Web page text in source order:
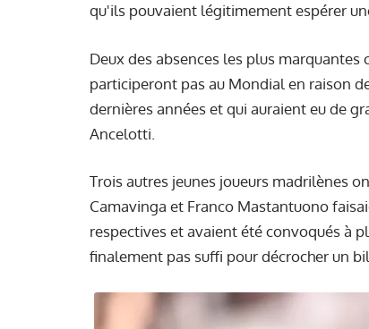
qu'ils pouvaient légitimement espérer
Deux des absences les plus
participeront pas au Mondial en raison
dernières années et qui auraient eu de
Ancelotti.
Trois autres jeunes joueurs madrilènes
Camavinga et Franco Mastantuono
respectives et avaient été convoqués à
finalement pas suffi pour décrocher un